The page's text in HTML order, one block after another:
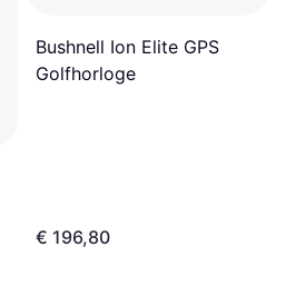
Bushnell Ion Elite GPS
Golfhorloge
€ 196,80